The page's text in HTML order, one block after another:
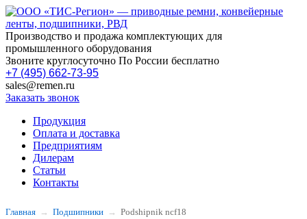
Производство и продажа комплектующих для
промышленного оборудования
Звоните круглосуточно По России бесплатно
+7 (495) 662-73-95
sales@remen.ru
Заказать звонок
Продукция
Оплата и доставка
Предприятиям
Дилерам
Статьи
Контакты
Главная Подшипники Podshipnik ncf18